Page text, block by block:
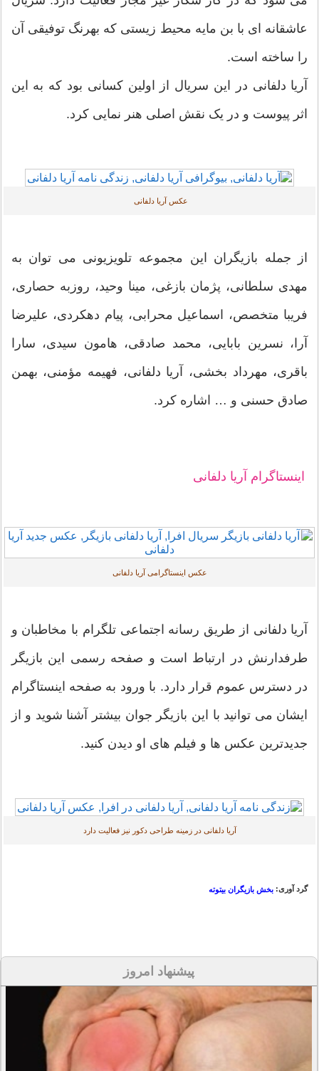
عاشقانه ای با بن مایه محیط زیستی که بهرنگ توفیقی آن
را ساخته است.
آریا دلفانی در این سریال از اولین کسانی بود که به این
اثر پیوست و در یک نقش اصلی هنر نمایی کرد.
عکس آریا دلفانی
از جمله بازیگران این مجموعه تلویزیونی می توان به
مهدی سلطانی، پژمان بازغی، مینا وحید، روزبه حصاری،
فریبا متخصص، اسماعیل محرابی، پیام دهکردی، علیرضا
آرا، نسرین بابایی، محمد صادقی، هامون سیدی، سارا
باقری، مهرداد بخشی، آریا دلفانی، فهیمه مؤمنی، بهمن
صادق حسنی و … اشاره کرد.
اینستاگرام آریا دلفانی
عکس اینستاگرامی آریا دلفانی
آریا دلفانی از طریق رسانه اجتماعی تلگرام با مخاطبان و
طرفدارنش در ارتباط است و صفحه رسمی این بازیگر
در دسترس عموم قرار دارد. با ورود به صفحه اینستاگرام
ایشان می توانید با این بازیگر جوان بیشتر آشنا شوید و از
جدیدترین عکس ها و فیلم های او دیدن کنید.
آریا دلفانی در زمینه طراحی دکور نیز فعالیت دارد
گرد آوری: بخش بازیگران بیتوته
پیشنهاد امروز